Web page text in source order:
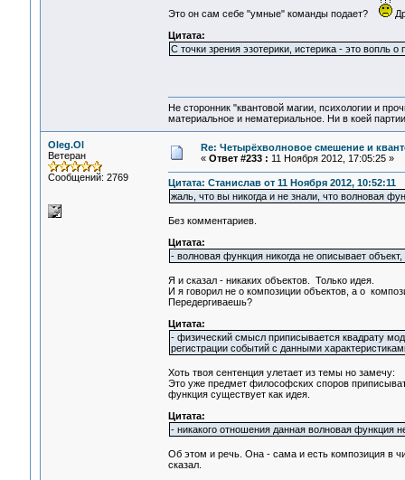
Это он сам себе "умные" команды подает?
Цитата:
С точки зрения эзотерики, истерика - это вопль
Не сторонник "квантовой магии, психологии и
материальное и нематериальное. Ни в коей
Oleg.Ol
Ветеран
Сообщений: 2769
Re: Четырёхволновое смешение и
« Ответ #233 : 11 Ноября 2012, 17:05:25 »
Цитата: Станислав от 11 Ноября 2012, 10:52:11
жаль, что вы никогда и не знали, что волновая
Без комментариев.
Цитата:
- волновая функция никогда не описывает
Я и сказал - никаких объектов. Только идея.
И я говорил не о композиции объектов, а о
Передергиваешь?
Цитата:
- физический смысл приписывается квадрату
регистрации событий с данными
Хоть твоя сентенция улетает из темы но замечу:
Это уже предмет философских споров
функция существует как идея.
Цитата:
- никакого отношения данная волновая функция
Об этом и речь. Она - сама и есть композиция в
сказал.